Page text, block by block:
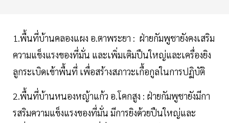
1.พื้นที่บ้านคลองแผง อ.ตาพระยา : ฝ่ายกัมพูชายังคงเสริม
ความแข็งแรงของที่มั่น และเพิ่มเติมปืนใหญ่และเครื่องยิง
ลูกระเบิดเข้าพื้นที่ เพื่อสร้างสภาวะเกื้อกูลในการปฏิบัติ
2.พื้นที่บ้านหนองหญ้าแก้ว อ.โคกสูง : ฝ่ายกัมพูชายังมีกา
รสริมความแข็งแรงของที่มั่น มีการยิงด้วยปืนใหญ่และ